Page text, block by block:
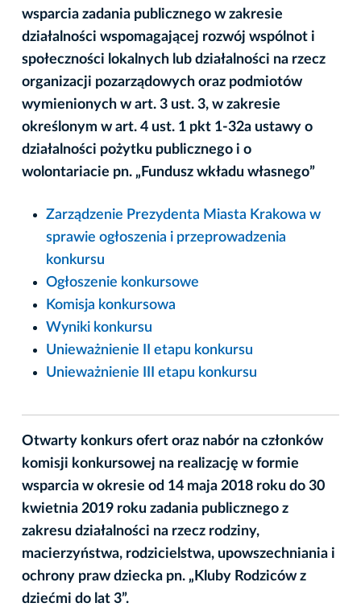
wsparcia zadania publicznego w zakresie
działalności wspomagającej rozwój wspólnot i
społeczności lokalnych lub działalności na rzecz
organizacji pozarządowych oraz podmiotów
wymienionych w art. 3 ust. 3, w zakresie
określonym w art. 4 ust. 1 pkt 1-32a ustawy o
działalności pożytku publicznego i o
wolontariacie pn. „Fundusz wkładu własnego”
Zarządzenie Prezydenta Miasta Krakowa w
sprawie ogłoszenia i przeprowadzenia
konkursu
Ogłoszenie konkursowe
Komisja konkursowa
Wyniki konkursu
Unieważnienie II etapu konkursu
Unieważnienie III etapu konkursu
Otwarty konkurs ofert oraz nabór na członków
komisji konkursowej na realizację w formie
wsparcia w okresie od 14 maja 2018 roku do 30
kwietnia 2019 roku zadania publicznego z
zakresu działalności na rzecz rodziny,
macierzyństwa, rodzicielstwa, upowszechniania i
ochrony praw dziecka pn. „Kluby Rodziców z
dziećmi do lat 3”.